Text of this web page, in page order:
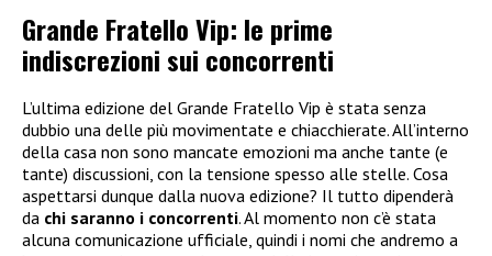
Grande Fratello Vip: le prime
indiscrezioni sui concorrenti
L’ultima edizione del Grande Fratello Vip è stata senza
dubbio una delle più movimentate e chiacchierate. All’interno
della casa non sono mancate emozioni ma anche tante (e
tante) discussioni, con la tensione spesso alle stelle. Cosa
aspettarsi dunque dalla nuova edizione? Il tutto dipenderà
da chi saranno i concorrenti. Al momento non c’è stata
alcuna comunicazione ufficiale, quindi i nomi che andremo a